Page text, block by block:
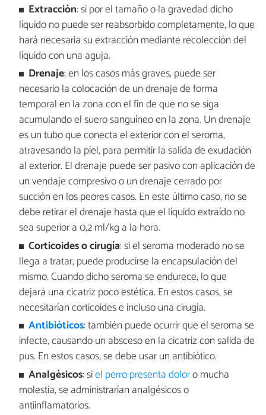
Extracción: si por el tamaño o la gravedad dicho
líquido no puede ser reabsorbido completamente, lo que
hará necesaria su extracción mediante recolección del
líquido con una aguja.
Drenaje: en los casos más graves, puede ser
necesario la colocación de un drenaje de forma
temporal en la zona con el fin de que no se siga
acumulando el suero sanguíneo en la zona. Un drenaje
es un tubo que conecta el exterior con el seroma,
atravesando la piel, para permitir la salida de exudación
al exterior. El drenaje puede ser pasivo con aplicación de
un vendaje compresivo o un drenaje cerrado por
succión en los peores casos. En este último caso, no se
debe retirar el drenaje hasta que el líquido extraído no
sea superior a 0,2 ml/kg a la hora.
Corticoides o cirugía: si el seroma moderado no se
llega a tratar, puede producirse la encapsulación del
mismo. Cuando dicho seroma se endurece, lo que
dejará una cicatriz poco estética. En estos casos, se
necesitarían corticoides e incluso una cirugía.
Antibióticos: también puede ocurrir que el seroma se
infecte, causando un absceso en la cicatriz con salida de
pus. En estos casos, se debe usar un antibiótico.
Analgésicos: siel perro presenta doloro mucha
molestia, se administrarían analgésicos o
antiinflamatorios.